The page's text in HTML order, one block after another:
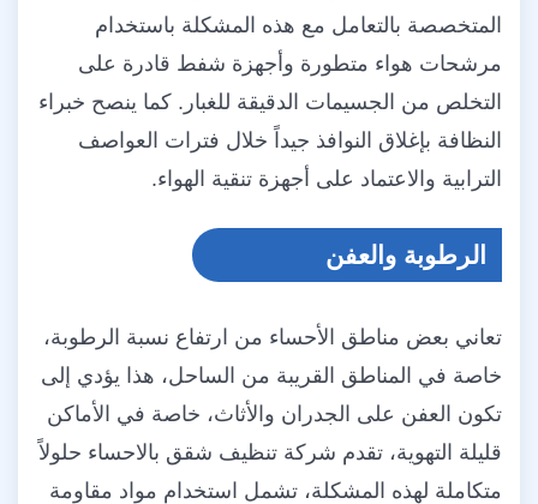
المتخصصة بالتعامل مع هذه المشكلة باستخدام
مرشحات هواء متطورة وأجهزة شفط قادرة على
التخلص من الجسيمات الدقيقة للغبار. كما ينصح خبراء
النظافة بإغلاق النوافذ جيداً خلال فترات العواصف
الترابية والاعتماد على أجهزة تنقية الهواء.
الرطوبة والعفن
تعاني بعض مناطق الأحساء من ارتفاع نسبة الرطوبة،
خاصة في المناطق القريبة من الساحل، هذا يؤدي إلى
تكون العفن على الجدران والأثاث، خاصة في الأماكن
قليلة التهوية، تقدم شركة تنظيف شقق بالاحساء حلولاً
متكاملة لهذه المشكلة، تشمل استخدام مواد مقاومة